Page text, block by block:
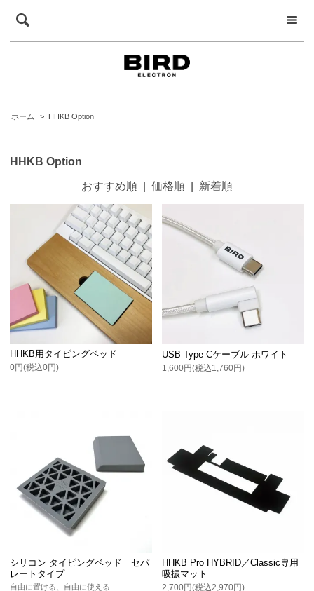
ホーム > HHKB Option
HHKB Option
おすすめ順 価格順 新着順
HHKB用タイピングベッド
0円(税込0円)
USB Type-Cケーブル ホワイト
1,600円(税込1,760円)
シリコン タイピングベッド セパ
レートタイプ
自由に置ける、自由に使える
HHKB Pro HYBRID／Classic専用
吸振マット
2,700円(税込2,970円)